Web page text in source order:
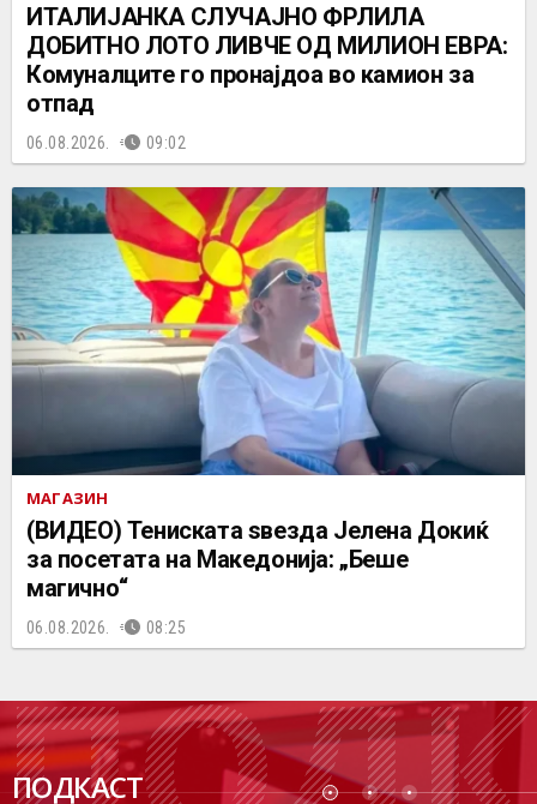
ИТАЛИЈАНКА СЛУЧАЈНО ФРЛИЛА
ДОБИТНО ЛОТО ЛИВЧЕ ОД МИЛИОН ЕВРА:
Комуналците го пронајдоа во камион за
отпад
06.08.2026. 09:02
МАГАЗИН
(ВИДЕО) Тениската ѕвезда Јелена Докиќ
за посетата на Македонија: „Беше
магично“
06.08.2026. 08:25
ПОДКАСТ